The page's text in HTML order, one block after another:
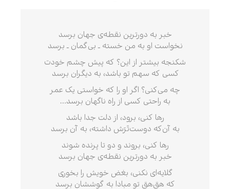
خبر به دورترین نقطه‌ی جهان برسد
نخواست او به من خسته ـ بی‌گمان ـ برسد
شکنجه بیشتر از این‌؟ که پیش چشم خودت‌
کسی که سهم تو باشد، به دیگران برسد
چه می‌کنی‌؟ اگر او را که خواستی یک عمر
به راحتی کسی از راه ناگهان برسد…
رها کنی‌، برود، از دلت جدا باشد
به آن‌که دوست‌تَرَش داشته‌، به آن برسد
رها کنی‌، بروند و دو تا پرنده شوند
خبر به دورترین نقطه‌ی جهان برسد
گلایه‌ای نکنی‌، بغض خویش را بخوری‌
که هق‌هق تو مبادا به گوششان برسد